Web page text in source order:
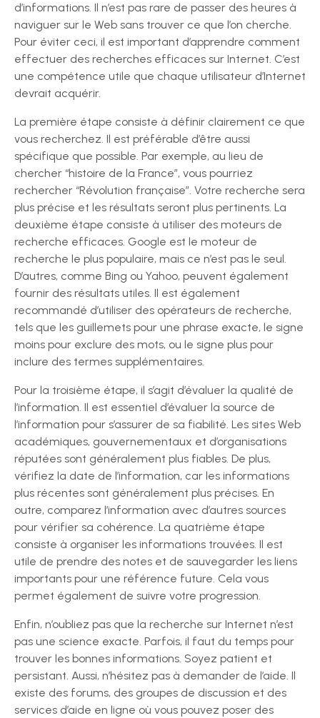
d’informations. Il n’est pas rare de passer des heures à
naviguer sur le Web sans trouver ce que l’on cherche.
Pour éviter ceci, il est important d’apprendre comment
effectuer des recherches efficaces sur Internet. C’est
une compétence utile que chaque utilisateur d’Internet
devrait acquérir.
La première étape consiste à définir clairement ce que
vous recherchez. Il est préférable d’être aussi
spécifique que possible. Par exemple, au lieu de
chercher “histoire de la France”, vous pourriez
rechercher “Révolution française”. Votre recherche sera
plus précise et les résultats seront plus pertinents. La
deuxième étape consiste à utiliser des moteurs de
recherche efficaces. Google est le moteur de
recherche le plus populaire, mais ce n’est pas le seul.
D’autres, comme Bing ou Yahoo, peuvent également
fournir des résultats utiles. Il est également
recommandé d’utiliser des opérateurs de recherche,
tels que les guillemets pour une phrase exacte, le signe
moins pour exclure des mots, ou le signe plus pour
inclure des termes supplémentaires.
Pour la troisième étape, il s’agit d’évaluer la qualité de
l’information. Il est essentiel d’évaluer la source de
l’information pour s’assurer de sa fiabilité. Les sites Web
académiques, gouvernementaux et d’organisations
réputées sont généralement plus fiables. De plus,
vérifiez la date de l’information, car les informations
plus récentes sont généralement plus précises. En
outre, comparez l’information avec d’autres sources
pour vérifier sa cohérence. La quatrième étape
consiste à organiser les informations trouvées. Il est
utile de prendre des notes et de sauvegarder les liens
importants pour une référence future. Cela vous
permet également de suivre votre progression.
Enfin, n’oubliez pas que la recherche sur Internet n’est
pas une science exacte. Parfois, il faut du temps pour
trouver les bonnes informations. Soyez patient et
persistant. Aussi, n’hésitez pas à demander de l’aide. Il
existe des forums, des groupes de discussion et des
services d’aide en ligne où vous pouvez poser des